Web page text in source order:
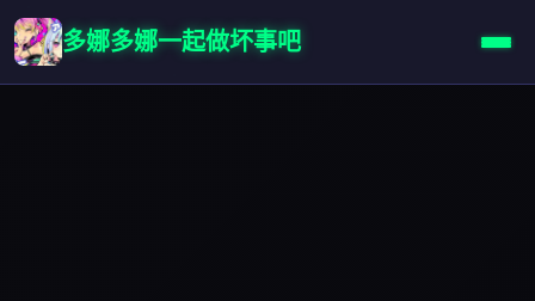
多娜多娜一起做坏事吧